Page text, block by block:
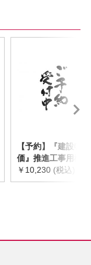
【予約】『建設物
価』推進工事用機械
器具等基礎価格表
2026年度版
￥10,230 (税込)